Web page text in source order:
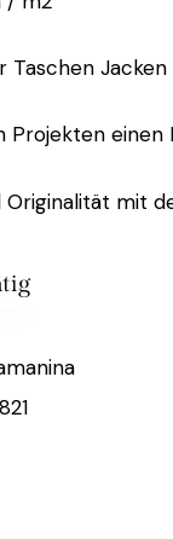
Taschen Jacken
Projekten einen
Originalität mit